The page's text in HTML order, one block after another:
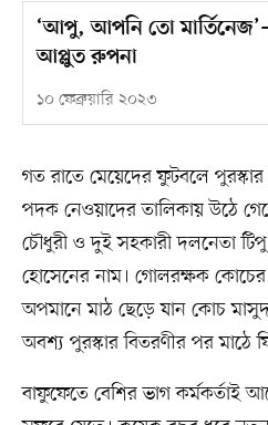
‘আপু, আপনি তো
আপ্লুত রুপনা
১০ ফেব্রুয়ারি ২০২৩
গত রাতে মেয়েদের ফুটবলে
পদক নেওয়াদের তালিকায় উঠে
চৌধুরী ও দুই সহকারী দলনেতা
হোসেনের নাম। গোলরক্ষক কোচের
অপমানে মাঠ ছেড়ে যান কোচ
অবশ্য পুরস্কার বিতরণীর পর মাঠে
বাফুফেতে বেশির ভাগ কর্মকর্তাই